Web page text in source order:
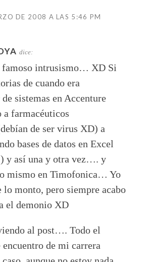
DE 2008 A LAS 5:46 PM
dice:
famoso intrusismo… XD Si
de cuando era
sistemas en Accenture
farmacéuticos
de ser virus XD) a
bases de datos en Excel
y así una y otra vez…. y
mismo en Timofonica… Yo
lo monto, pero siempre acabo
el demonio XD
al post…. Todo el
de mi carrera